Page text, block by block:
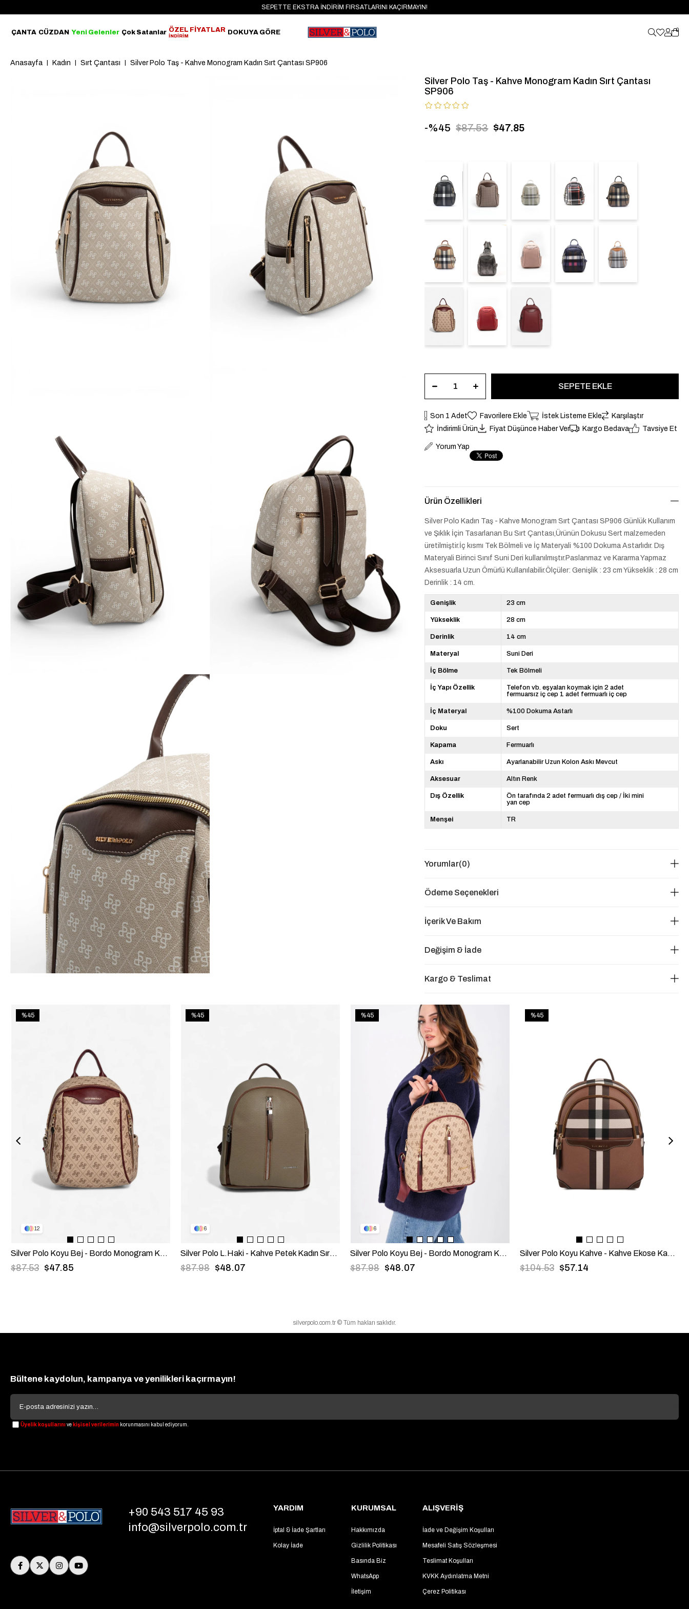
SEPETTE EKSTRA İNDİRİM FIRSATLARINI KAÇIRMAYIN!
ÇANTA CÜZDAN Yeni Gelenler Çok Satanlar ÖZEL FİYATLAR
İNDİRİM DOKUYA GÖRE 0
Anasayfa Kadın Sırt Çantası Silver Polo Taş - Kahve Monogram Kadın Sırt Çantası SP906
Silver Polo Taş - Kahve Monogram Kadın Sırt Çantası
SP906
45 $87.53 $47.85
Son 1 Adet Favorilere Ekle İstek Listeme Ekle
Karşılaştır
İndirimli Ürün
Fiyat Düşünce Haber Ver Kargo Bedava Tavsiye Et
Yorum Yap
Ürün Özellikleri
Silver Polo Kadın Taş - Kahve Monogram Sırt Çantası SP906 Günlük Kullanım
ve Şıklık İçin Tasarlanan Bu Sırt Çantası,Ürünün Dokusu Sert malzemeden
üretilmiştir.İç kısmı Tek Bölmeli ve İç Materyali %100 Dokuma Astarlıdır. Dış
Materyali Birinci Sınıf Suni Deri kullanılmıştır.Paslanmaz ve Kararma Yapmaz
Aksesuarla Uzun Ömürlü Kullanılabilir.Ölçüler: Genişlik : 23 cm Yükseklik : 28 cm
Derinlik : 14 cm.
Genişlik 23 cm
Yükseklik 28 cm
Derinlik 14 cm
Materyal Suni Deri
İç Bölme Tek Bölmeli
İç Yapı Özellik
Telefon vb. eşyaları koymak için 2 adet
fermuarsız iç cep 1 adet fermuarlı iç cep
İç Materyal %100 Dokuma Astarlı
Doku Sert
Kapama Fermuarlı
Askı Ayarlanabilir Uzun Kolon Askı Mevcut
Aksesuar Altın Renk
Dış Özellik
Ön tarafında 2 adet fermuarlı dış cep / İki mini
yan cep
Menşei TR
Yorumlar(0)
Ödeme Seçenekleri
İçerik Ve Bakım
Değişim & İade
Kargo & Teslimat
12
Silver Polo Koyu Bej - Bordo Monogram Kadın Sırt Çantası SP906
$47.85
$87.53
%45
6
Silver Polo L.Haki - Kahve Petek Kadın Sırt Çantası SP901
$48.07
$87.98
%45
6
Silver Polo Koyu Bej - Bordo Monogram Kadın Sırt Çantası SP901
$48.07
$87.98
%45
Silver Polo Koyu Kahve - Kahve Ekose Kadın Sırt Çantası SP1265
$57.14
$104.53
%45
silverpolo.com.tr © Tüm hakları saklıdır.
Bültene kaydolun, kampanya ve yenilikleri kaçırmayın!
Üyelik koşullarınıve kişisel verilerimin korunmasını kabul ediyorum.
+90 543 517 45 93
info@silverpolo.com.tr
YARDIM
İptal & İade Şartları
Kolay İade
KURUMSAL
Hakkımızda
Gizlilik Politikası
Basında Biz
WhatsApp
İletişim
ALIŞVERİŞ
İade ve Değişim Koşulları
Mesafeli Satış Sözleşmesi
Teslimat Koşulları
KVKK Aydınlatma Metni
Çerez Politikası